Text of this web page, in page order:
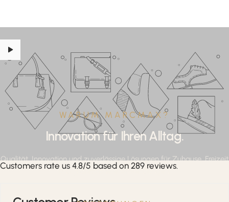
WARUM MARCMAX?
Innovation für Ihren Alltag.
Qualität, Innovation und zuverlässige Lösungen für Zuhause, Freizeit
und professionelle Anwendungen.
Customers rate us 4.8/5 based on 289 reviews.